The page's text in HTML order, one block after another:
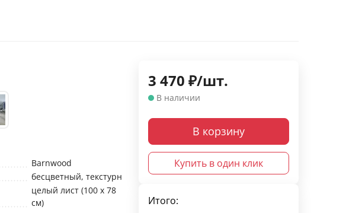
Barnwood
бесцветный, текстурн
целый лист (100 х 78
см)
3 470 ₽/шт.
В наличии
В корзину
Купить в один клик
Итого: